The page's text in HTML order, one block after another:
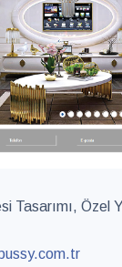
Tasarımı, Özel